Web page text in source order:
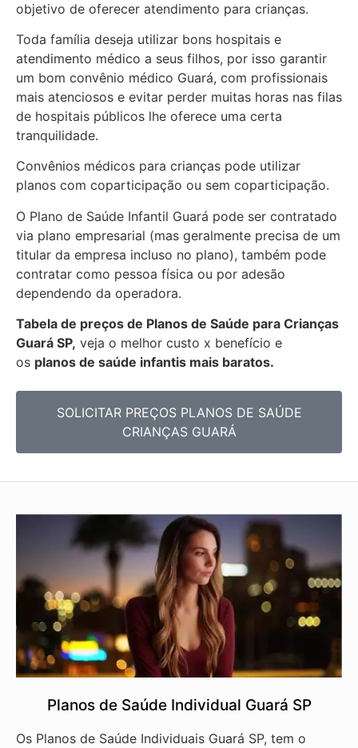
objetivo de oferecer atendimento para crianças.
Toda família deseja utilizar bons hospitais e
atendimento médico a seus filhos, por isso garantir
um bom convênio médico Guará, com profissionais
mais atenciosos e evitar perder muitas horas nas filas
de hospitais públicos lhe oferece uma certa
tranquilidade.
Convênios médicos para crianças pode utilizar
planos com coparticipação ou sem coparticipação.
O Plano de Saúde Infantil Guará pode ser contratado
via plano empresarial (mas geralmente precisa de um
titular da empresa incluso no plano), também pode
contratar como pessoa física ou por adesão
dependendo da operadora.
Tabela de preços de Planos de Saúde para Crianças
Guará SP, veja o melhor custo x benefício e
os planos de saúde infantis mais baratos.
SOLICITAR PREÇOS PLANOS DE SAÚDE
CRIANÇAS GUARÁ
Planos de Saúde Individual Guará SP
Os Planos de Saúde Individuais Guará SP, tem o